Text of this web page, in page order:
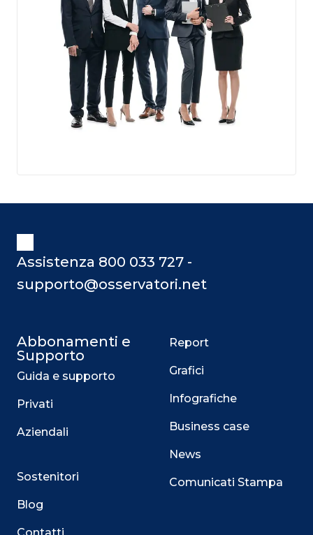
Assistenza 800 033 727 -
supporto@osservatori.net
Abbonamenti e
Supporto
Guida e supporto
Privati
Aziendali
Sostenitori
Blog
Report
Grafici
Infografiche
Business case
News
Comunicati Stampa